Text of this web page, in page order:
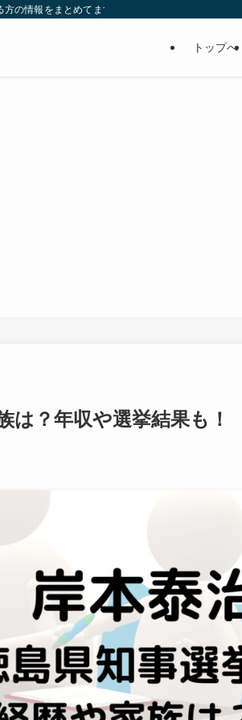
の情報をまとめてます。ぜひ、参考にして下さい。
トップへ
は？年収や選挙結果も！